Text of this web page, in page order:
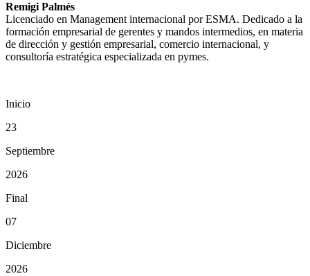
Remigi Palmés
Licenciado en Management internacional por ESMA. Dedicado a la
formación empresarial de gerentes y mandos intermedios, en materia
de dirección y gestión empresarial, comercio internacional, y
consultoría estratégica especializada en pymes.
Inicio
23
Septiembre
2026
Final
07
Diciembre
2026